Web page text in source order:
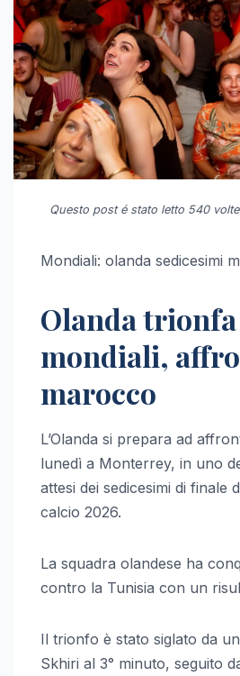
Questo post é stato letto 540
Mondiali: olanda sedicesimi
Olanda
mondiali,
marocco
L’Olanda si prepara ad
lunedì a Monterrey, in uno
attesi dei sedicesimi di finale
calcio 2026.
La squadra olandese ha
contro la Tunisia con un
Il trionfo è stato siglato da
Skhiri al 3° minuto, seguito